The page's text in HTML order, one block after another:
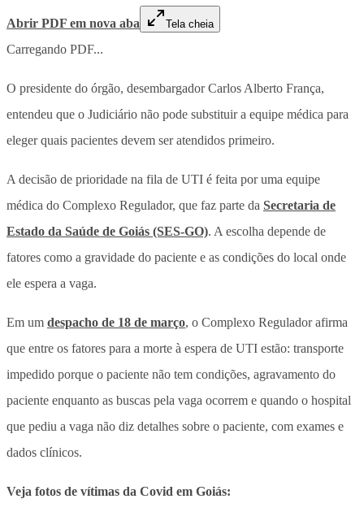
Abrir PDF em nova aba Tela cheia
Carregando PDF...
O presidente do órgão, desembargador Carlos Alberto França,
entendeu que o Judiciário não pode substituir a equipe médica para
eleger quais pacientes devem ser atendidos primeiro.
A decisão de prioridade na fila de UTI é feita por uma equipe
médica do Complexo Regulador, que faz parte da Secretaria de
Estado da Saúde de Goiás (SES-GO). A escolha depende de
fatores como a gravidade do paciente e as condições do local onde
ele espera a vaga.
Em um despacho de 18 de março, o Complexo Regulador afirma
que entre os fatores para a morte à espera de UTI estão: transporte
impedido porque o paciente não tem condições, agravamento do
paciente enquanto as buscas pela vaga ocorrem e quando o hospital
que pediu a vaga não diz detalhes sobre o paciente, com exames e
dados clínicos.
Veja fotos de vítimas da Covid em Goiás: